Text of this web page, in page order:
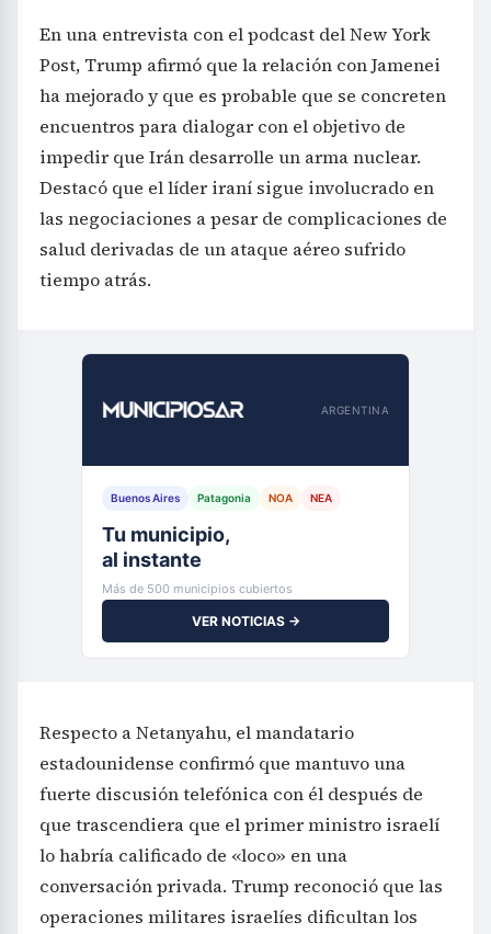
En una entrevista con el podcast del New York
Post, Trump afirmó que la relación con Jamenei
ha mejorado y que es probable que se concreten
encuentros para dialogar con el objetivo de
impedir que Irán desarrolle un arma nuclear.
Destacó que el líder iraní sigue involucrado en
las negociaciones a pesar de complicaciones de
salud derivadas de un ataque aéreo sufrido
tiempo atrás.
ARGENTINA
Buenos Aires Patagonia NOA NEA
Tu municipio,
al instante
Más de 500 municipios cubiertos
VER NOTICIAS →
Respecto a Netanyahu, el mandatario
estadounidense confirmó que mantuvo una
fuerte discusión telefónica con él después de
que trascendiera que el primer ministro israelí
lo habría calificado de «loco» en una
conversación privada. Trump reconoció que las
operaciones militares israelíes dificultan los